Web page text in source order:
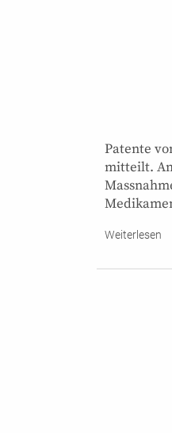
Patente
mitteilt.
Weiterlesen